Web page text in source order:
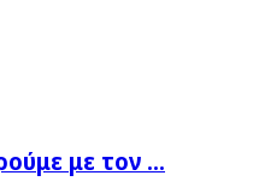
με τον …